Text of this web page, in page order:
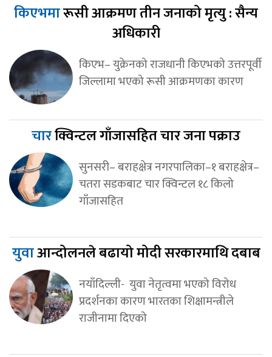
किएभमारूसी आक्रमण तीन जनाको मृत्यु : सैन्य
अधिकारी
किएभ– युक्रेनको राजधानी किएभको उत्तरपूर्वी
जिल्लामा भएको रूसी आक्रमणका कारण
चारक्विन्टल गाँजासहित चार जना पक्राउ
सुनसरी– बराहक्षेत्र नगरपालिका–१ बराहक्षेत्र–
चतरा सडकबाट चार क्विन्टल १८ किलो
गाँजासहित
युवाआन्दोलनले बढायो मोदी सरकारमाथि दबाब
नयाँदिल्ली- युवा नेतृत्वमा भएको विरोध
प्रदर्शनका कारण भारतका शिक्षामन्त्रीले
राजीनामा दिएको